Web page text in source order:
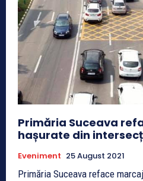
Primăria Suceava
hașurate din
Eveniment 25 August 2021
Primăria Suceava reface